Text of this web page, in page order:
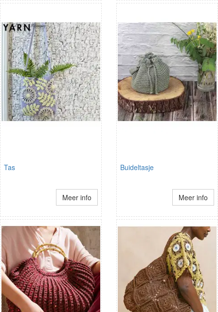
Tas
Meer info
Buideltasje
Meer info